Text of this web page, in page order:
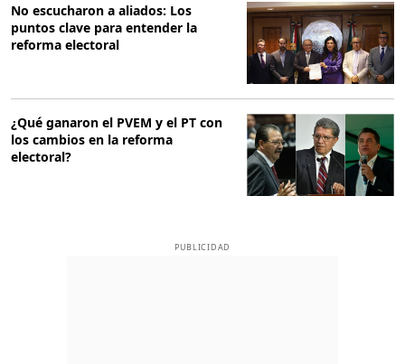
No escucharon a aliados: Los
puntos clave para entender la
reforma electoral
¿Qué ganaron el PVEM y el PT con
los cambios en la reforma
electoral?
PUBLICIDAD